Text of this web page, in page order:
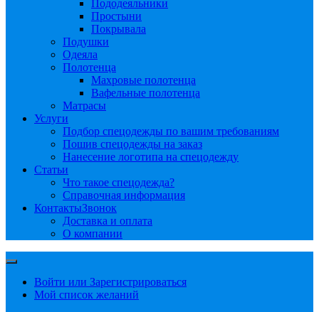
Пододеяльники
Простыни
Покрывала
Подушки
Одеяла
Полотенца
Махровые полотенца
Вафельные полотенца
Матрасы
Услуги
Подбор спецодежды по вашим требованиям
Пошив спецодежды на заказ
Нанесение логотипа на спецодежду
Статьи
Что такое спецодежда?
Справочная информация
КонтактыЗвонок
Доставка и оплата
О компании
Войти или Зарегистрироваться
Мой список желаний